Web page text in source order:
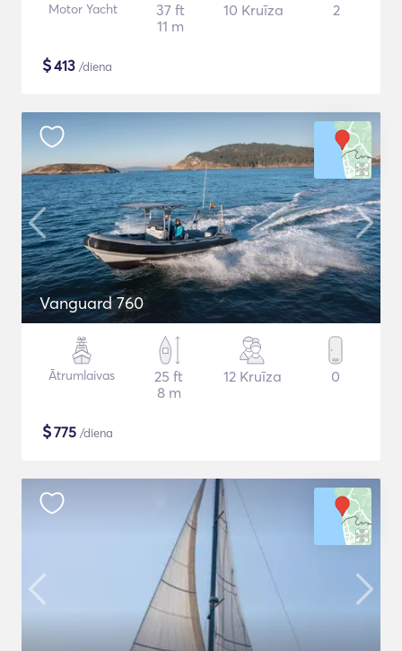
Motor Yacht
37 ft
11 m
10 Kruīza 2
$413 /diena
Vanguard 760
Ātrumlaivas
25 ft
8 m
12 Kruīza 0
$775 /diena